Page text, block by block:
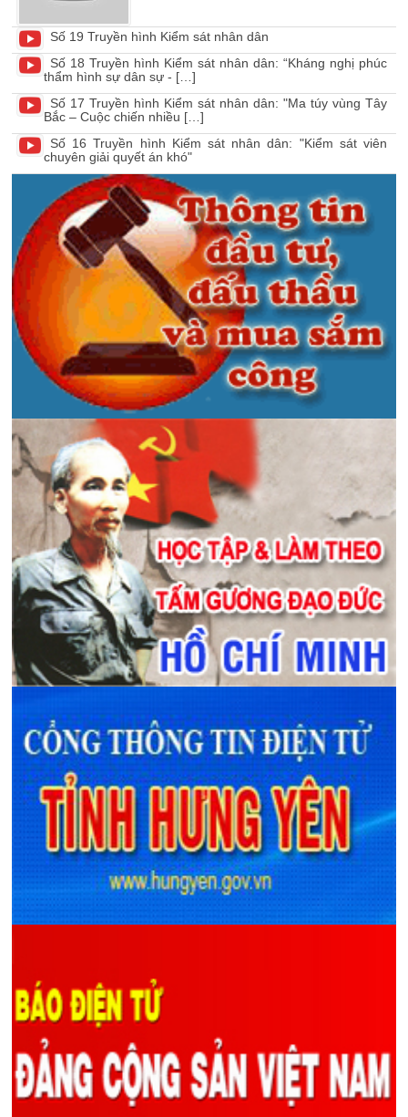
Số 19 Truyền hình Kiểm sát nhân dân
Số 18 Truyền hình Kiểm sát nhân dân: “Kháng nghị phúc
thẩm hình sự dân sự - […]
Số 17 Truyền hình Kiểm sát nhân dân: "Ma túy vùng Tây
Bắc – Cuộc chiến nhiều […]
Số 16 Truyền hình Kiểm sát nhân dân: "Kiểm sát viên
chuyên giải quyết án khó"